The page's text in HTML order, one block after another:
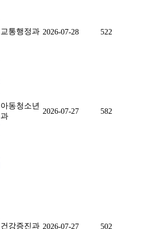
교통행정과 2026-07-28 522
아동청소년
과
2026-07-27 582
건강증진과 2026-07-27 502